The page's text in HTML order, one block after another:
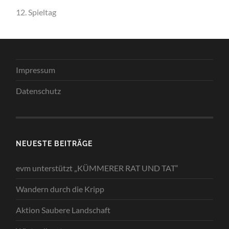
12. Spieltag
Impressum
Datenschutz
NEUESTE BEITRÄGE
evm unterstützt „KÜMMERER RAT UND TAT“
Wandern durch die Kripp
Aktion Saubere Landschaft